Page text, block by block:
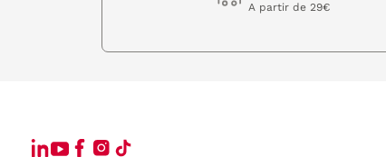
A partir de 29€